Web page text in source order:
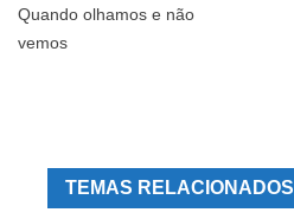
Post
Quando olhamos e não
vemos
TEMAS RELACIONADOS